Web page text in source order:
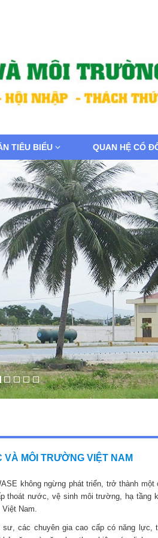
TIÊU BIỂU QUAN HỆ CỔ
MÔI TRƯỜNG VIỆT NAM
không ngừng phát triển, trở thành một
thoát nước, vệ sinh môi trường, hạ tầng
Nam.
các chuyên gia cao cấp có năng lực,